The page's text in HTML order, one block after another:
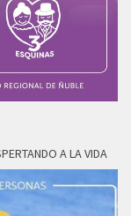
A LA VIDA